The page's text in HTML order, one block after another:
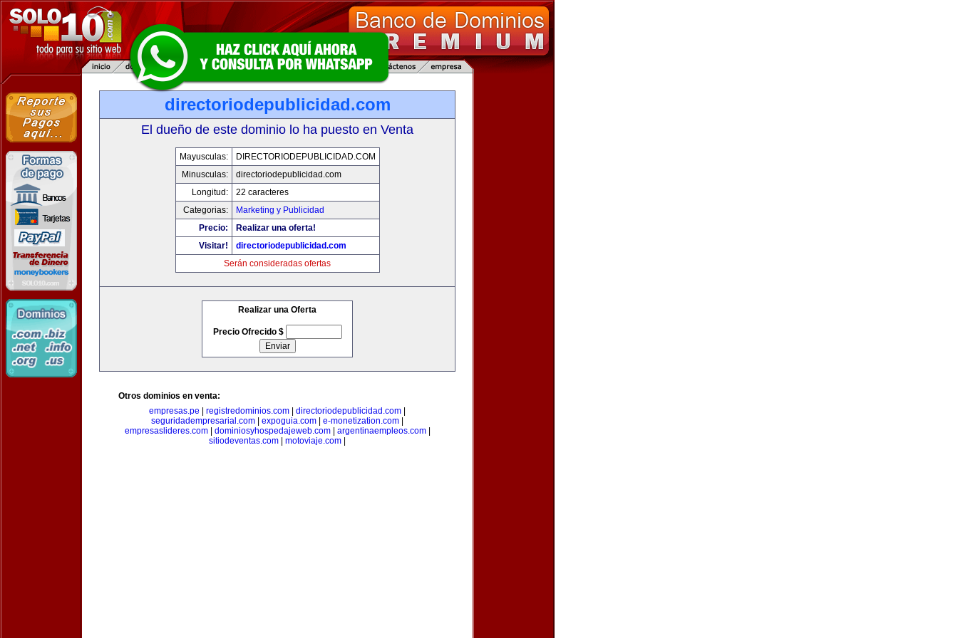
directoriodepublicidad.com
El dueño de este dominio lo ha puesto en Venta
Mayusculas:
DIRECTORIODEPUBLICIDAD.COM
Minusculas:
directoriodepublicidad.com
Longitud:
22 caracteres
Categorias:
Marketing y Publicidad
Precio:
Realizar una oferta!
Visitar!
directoriodepublicidad.com
Serán consideradas ofertas
Realizar una Oferta
Precio Ofrecido $
Otros dominios en venta:
empresas.pe
registredominios.com directoriodepublicidad.com
seguridadempresarial.com
expoguia.com e-monetization.com
empresaslideres.com| dominiosyhospedajeweb.com| argentinaempleos.com|
sitiodeventas.com
motoviaje.com